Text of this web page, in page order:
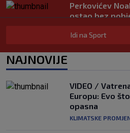
Perkovićev
ostao bez
Dalić u
hrvatskog
Zlatko Dalić
treći Hrvat na
SK prije 11 h
Idi na Sport
NAJNOVIJE
VIDEO /
Europu: Evo
opasna
KLIMATSKE